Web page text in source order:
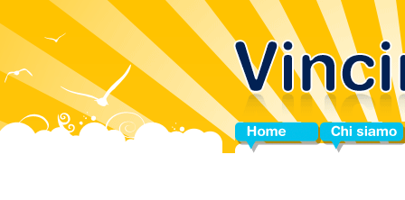
Home Chi siamo